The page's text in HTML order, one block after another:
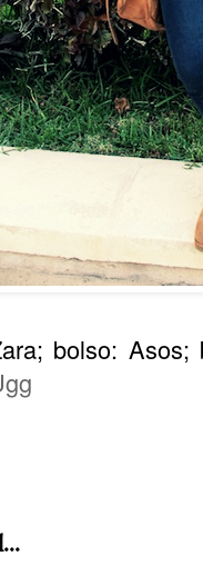
bolso: